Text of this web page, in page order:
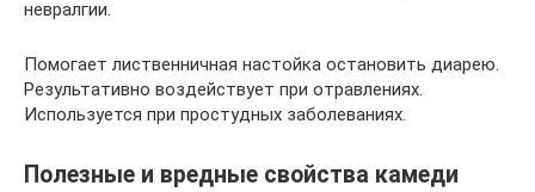
невралгии.
Помогает лиственничная настойка остановить диарею.
Результативно воздействует при отравлениях.
Используется при простудных заболеваниях.
Полезные и вредные свойства камеди